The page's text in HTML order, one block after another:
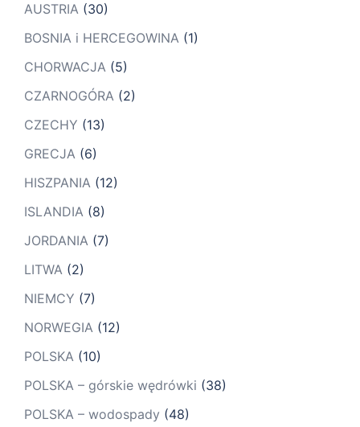
AUSTRIA (30)
BOSNIA i HERCEGOWINA (1)
CHORWACJA (5)
CZARNOGÓRA (2)
CZECHY (13)
GRECJA (6)
HISZPANIA (12)
ISLANDIA (8)
JORDANIA (7)
LITWA (2)
NIEMCY (7)
NORWEGIA (12)
POLSKA (10)
POLSKA – górskie wędrówki (38)
POLSKA – wodospady (48)